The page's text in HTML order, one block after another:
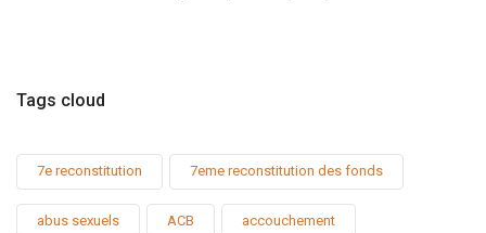
Tags cloud
7e reconstitution 7eme reconstitution des fonds
abus sexuels ACB accouchement